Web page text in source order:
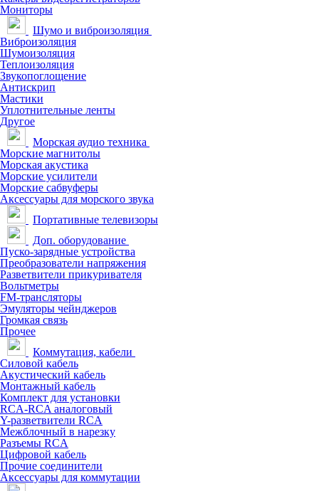
Мониторы
Шумо и виброизоляция
Виброизоляция
Шумоизоляция
Теплоизоляция
Звукопоглощение
Антискрип
Мастики
Уплотнительные ленты
Другое
Морская аудио техника
Морские магнитолы
Морская акустика
Морские усилители
Морские сабвуферы
Аксессуары для морского звука
Портативные телевизоры
Доп. оборудование
Пуско-зарядные устройства
Преобразователи напряжения
Разветвители прикуривателя
Вольтметры
FM-трансляторы
Эмуляторы чейнджеров
Громкая связь
Прочее
Коммутация, кабели
Силовой кабель
Акустический кабель
Монтажный кабель
Комплект для установки
RCA-RCA аналоговый
Y-разветвители RCA
Межблочный в нарезку
Разъемы RCA
Цифровой кабель
Прочие соединители
Аксессуары для коммутации